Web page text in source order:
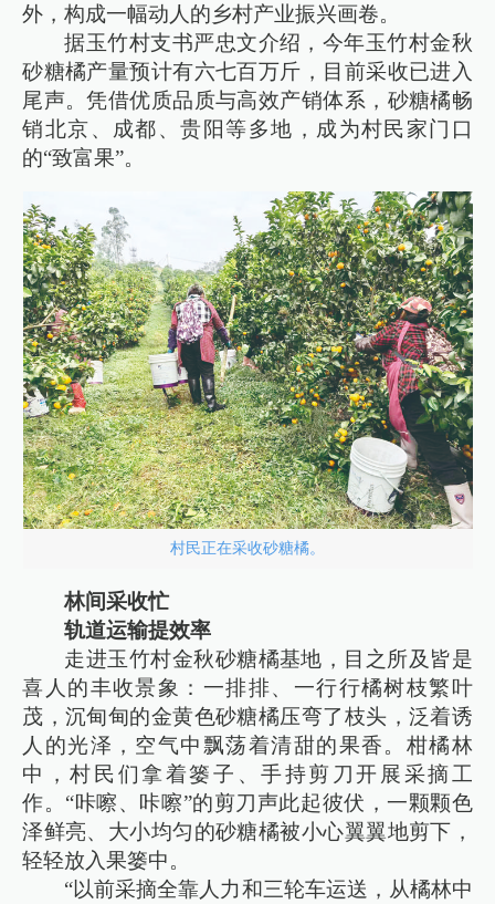
外，构成一幅动人的乡村产业振兴画卷。
据玉竹村支书严忠文介绍，今年玉竹村金秋
砂糖橘产量预计有六七百万斤，目前采收已进入
尾声。凭借优质品质与高效产销体系，砂糖橘畅
销北京、成都、贵阳等多地，成为村民家门口
的“致富果”。
村民正在采收砂糖橘。
林间采收忙
轨道运输提效率
走进玉竹村金秋砂糖橘基地，目之所及皆是
喜人的丰收景象：一排排、一行行橘树枝繁叶
茂，沉甸甸的金黄色砂糖橘压弯了枝头，泛着诱
人的光泽，空气中飘荡着清甜的果香。柑橘林
中，村民们拿着篓子、手持剪刀开展采摘工
作。“咔嚓、咔嚓”的剪刀声此起彼伏，一颗颗色
泽鲜亮、大小均匀的砂糖橘被小心翼翼地剪下，
轻轻放入果篓中。
“以前采摘全靠人力和三轮车运送，从橘林中